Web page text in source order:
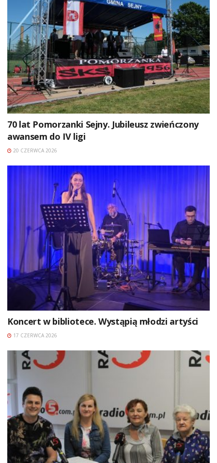
70 lat Pomorzanki Sejny. Jubileusz zwieńczony
awansem do IV ligi
20 CZERWCA 2026
Koncert w bibliotece. Wystąpią młodzi artyści
17 CZERWCA 2026